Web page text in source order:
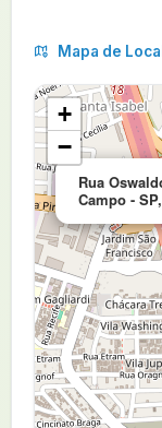
Mapa de
Rua
Campo -
+
−